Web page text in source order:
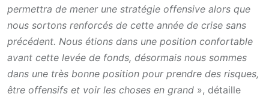
permettra de mener une stratégie offensive alors que
nous sortons renforcés de cette année de crise sans
précédent. Nous étions dans une position confortable
avant cette levée de fonds, désormais nous sommes
dans une très bonne position pour prendre des risques,
être offensifs et voir les choses en grand », détaille